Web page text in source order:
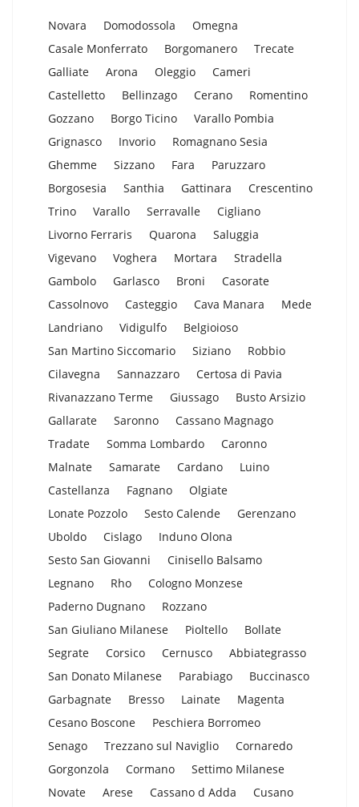
Novara Domodossola
Omegna
Casale Monferrato
Borgomanero
Trecate
Galliate
Arona Oleggio
Cameri
Castelletto
Bellinzago Cerano
Romentino
Gozzano
Borgo Ticino
Varallo Pombia
Grignasco
Invorio
Romagnano Sesia
Ghemme
Sizzano Fara
Paruzzaro
Borgosesia
Santhia Gattinara
Crescentino
Trino
Varallo Serravalle
Cigliano
Livorno Ferraris
Quarona
Saluggia
Vigevano
Voghera Mortara
Stradella
Gambolo
Garlasco Broni
Casorate
Cassolnovo
Casteggio Cava Manara
Mede
Landriano
Vidigulfo
Belgioioso
San Martino Siccomario
Siziano
Robbio
Cilavegna
Sannazzaro
Certosa di Pavia
Rivanazzano Terme
Giussago
Busto Arsizio
Gallarate
Saronno
Cassano Magnago
Tradate
Somma Lombardo
Caronno
Malnate
Samarate Cardano
Luino
Castellanza
Fagnano
Olgiate
Lonate Pozzolo
Sesto Calende
Gerenzano
Uboldo
Cislago
Induno Olona
Sesto San Giovanni
Cinisello Balsamo
Legnano
Rho
Cologno Monzese
Paderno Dugnano
Rozzano
San Giuliano Milanese
Pioltello
Bollate
Segrate
Corsico Cernusco
Abbiategrasso
San Donato Milanese
Parabiago
Buccinasco
Garbagnate
Bresso Lainate
Magenta
Cesano Boscone
Peschiera Borromeo
Senago
Trezzano sul Naviglio
Cornaredo
Gorgonzola
Cormano
Settimo Milanese
Novate
Arese Cassano d Adda
Cusano